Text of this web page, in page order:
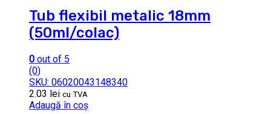
Tub flexibil metalic 18mm
(50ml/colac)
0 out of 5
(0)
SKU: 06020043148340
2.03 lei cu TVA
Adaugă în coș